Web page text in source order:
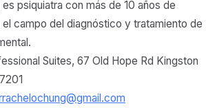
psiquiatra con más de 10 años de
campo del diagnóstico y tratamiento de
Suites, 67 Old Hope Rd Kingston